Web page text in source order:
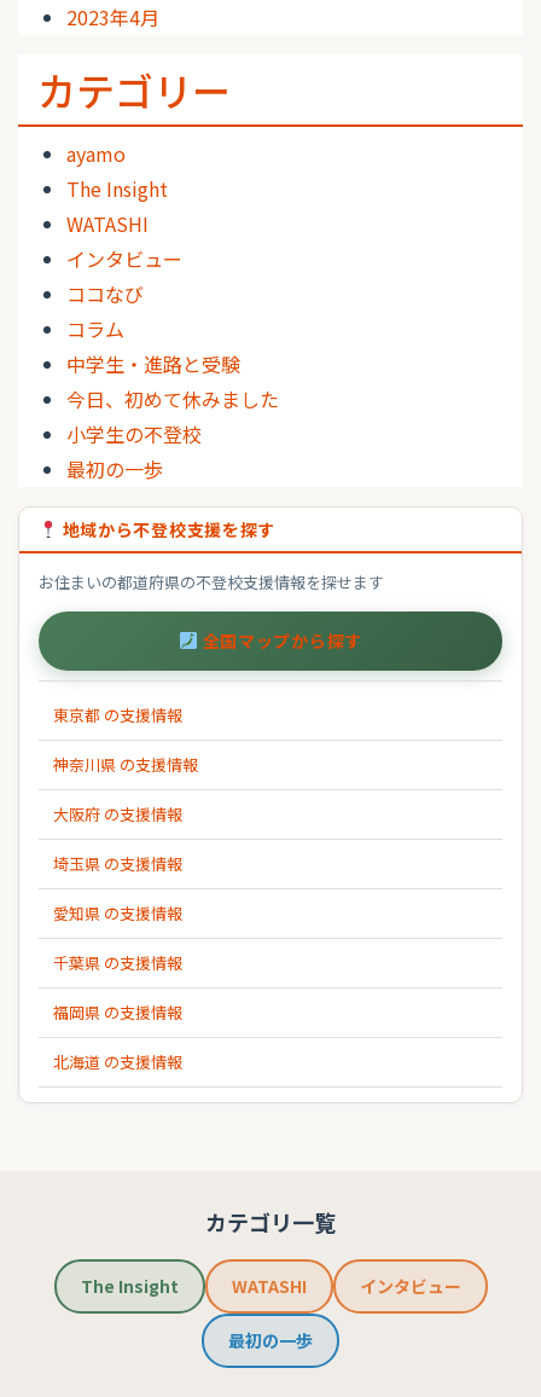
2023年4月
カテゴリー
ayamo
The Insight
WATASHI
インタビュー
ココなび
コラム
中学生・進路と受験
今日、初めて休みました
小学生の不登校
最初の一歩
地域から不登校支援を探す
お住まいの都道府県の不登校支援情報を探せます
全国マップから探す
東京都 の支援情報
神奈川県 の支援情報
大阪府 の支援情報
埼玉県 の支援情報
愛知県 の支援情報
千葉県 の支援情報
福岡県 の支援情報
北海道 の支援情報
カテゴリ一覧
The Insight WATASHI インタビュー
最初の一歩